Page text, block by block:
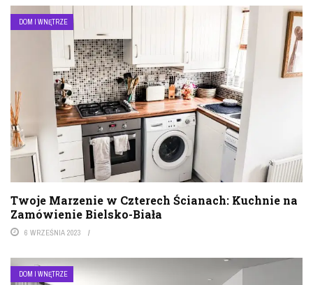
DOM I WNĘTRZE
Twoje Marzenie w Czterech Ścianach: Kuchnie na
Zamówienie Bielsko-Biała
6 WRZEŚNIA 2023
DOM I WNĘTRZE